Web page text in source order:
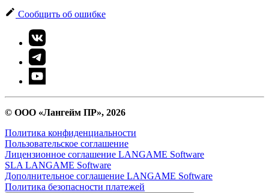
Сообщить об ошибке
© ООО «Лангейм ПР», 2026
Политика конфиденциальности
Пользовательское соглашение
Лицензионное соглашение LANGAME Software
SLA LANGAME Software
Дополнительное соглашение LANGAME Software
Политика безопасности платежей